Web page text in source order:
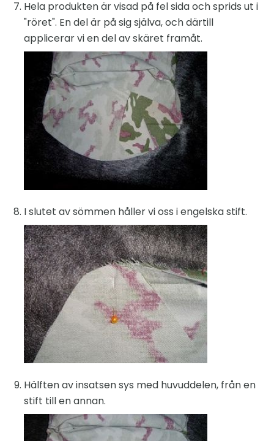
Hela produkten är visad på fel sida och sprids ut i
"röret". En del är på sig själva, och därtill
applicerar vi en del av skäret framåt.
I slutet av sömmen håller vi oss i engelska stift.
Hälften av insatsen sys med huvuddelen, från en
stift till en annan.